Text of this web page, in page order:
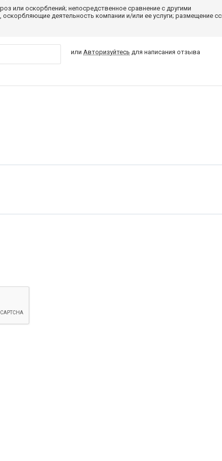
или оскорблений; непосредственное сравнение с другими
деятельность компании и/или ее услуги; размещение
илиАвторизуйтесь для написания отзыва